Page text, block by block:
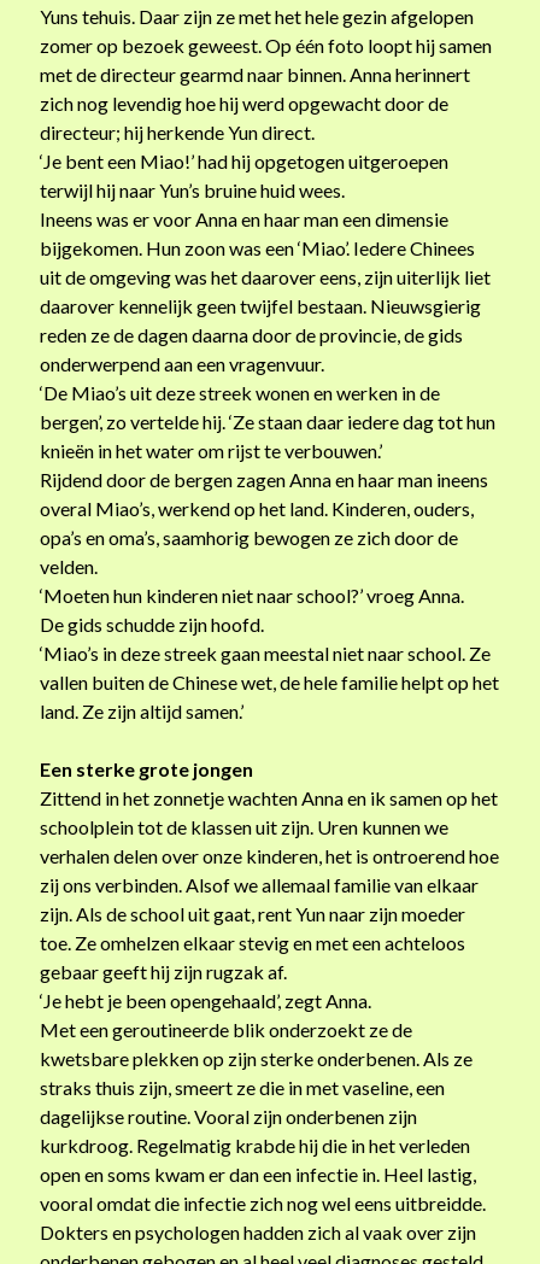
Inloggen
BerichtenRSS
Reacties RSS
WordPress.org
Yuns tehuis. Daar zijn ze met het hele gezin afgelopen
zomer op bezoek geweest. Op één foto loopt hij samen
met de directeur gearmd naar binnen. Anna herinnert
zich nog levendig hoe hij werd opgewacht door de
directeur; hij herkende Yun direct.
‘Je bent een Miao!’ had hij opgetogen uitgeroepen
terwijl hij naar Yun’s bruine huid wees.
Ineens was er voor Anna en haar man een dimensie
bijgekomen. Hun zoon was een ‘Miao’. Iedere Chinees
uit de omgeving was het daarover eens, zijn uiterlijk liet
daarover kennelijk geen twijfel bestaan. Nieuwsgierig
reden ze de dagen daarna door de provincie, de gids
onderwerpend aan een vragenvuur.
‘De Miao’s uit deze streek wonen en werken in de
bergen’, zo vertelde hij. ‘Ze staan daar iedere dag tot hun
knieën in het water om rijst te verbouwen.’
Rijdend door de bergen zagen Anna en haar man ineens
overal Miao’s, werkend op het land. Kinderen, ouders,
opa’s en oma’s, saamhorig bewogen ze zich door de
velden.
‘Moeten hun kinderen niet naar school?’ vroeg Anna.
De gids schudde zijn hoofd.
‘Miao’s in deze streek gaan meestal niet naar school. Ze
vallen buiten de Chinese wet, de hele familie helpt op het
land. Ze zijn altijd samen.’
Een sterke grote jongen
Zittend in het zonnetje wachten Anna en ik samen op het
schoolplein tot de klassen uit zijn. Uren kunnen we
verhalen delen over onze kinderen, het is ontroerend hoe
zij ons verbinden. Alsof we allemaal familie van elkaar
zijn. Als de school uit gaat, rent Yun naar zijn moeder
toe. Ze omhelzen elkaar stevig en met een achteloos
gebaar geeft hij zijn rugzak af.
‘Je hebt je been opengehaald’, zegt Anna.
Met een geroutineerde blik onderzoekt ze de
kwetsbare plekken op zijn sterke onderbenen. Als ze
straks thuis zijn, smeert ze die in met vaseline, een
dagelijkse routine. Vooral zijn onderbenen zijn
kurkdroog. Regelmatig krabde hij die in het verleden
open en soms kwam er dan een infectie in. Heel lastig,
vooral omdat die infectie zich nog wel eens uitbreidde.
Dokters en psychologen hadden zich al vaak over zijn